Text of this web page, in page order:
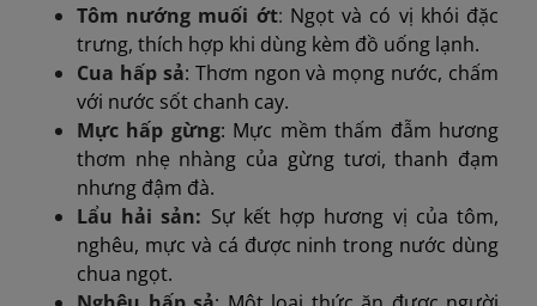
Tôm nướng muối ớt: Ngọt và có vị khói đặc
trưng, thích hợp khi dùng kèm đồ uống lạnh.
Cua hấp sả: Thơm ngon và mọng nước, chấm
với nước sốt chanh cay.
Mực hấp gừng: Mực mềm thấm đẫm hương
thơm nhẹ nhàng của gừng tươi, thanh đạm
nhưng đậm đà.
Lẩu hải sản: Sự kết hợp hương vị của tôm,
nghêu, mực và cá được ninh trong nước dùng
chua ngọt.